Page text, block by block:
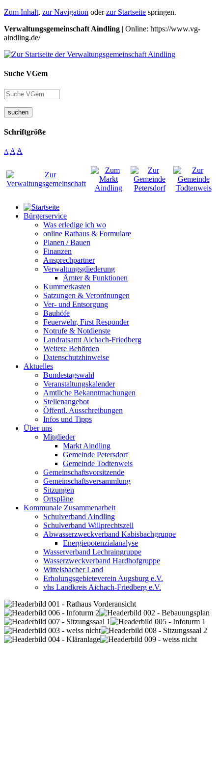
Zum Inhalt, zur Navigation oderzur Startseite springen.
Verwaltungsgemeinschaft Aindling | Online: https://www.vg-
aindling.de/
Suche VGem
suchen
Schriftgröße
A A A
Bürgerservice
Was erledige ich wo
online Rathaus & Formulare
Planen / Bauen
Finanzen
Ansprechpartner
Verwaltungsgliederung
Ämter & Funktionen
Kummerkasten
Satzungen & Verordnungen
Ver- und Entsorgung
Bauhöfe
Feuerwehr, First Responder
Notrufe & Notdienste
Landratsamt Aichach-Friedberg
Weitere Behörden
Datenschutzhinweise
Aktuelles
Bundestagswahl
Veranstaltungskalender
Amtliche Bekanntmachungen
Stellenangebot
Öffentl. Ausschreibungen
Infos und Tipps
Über uns
Mitglieder
Markt Aindling
Gemeinde Petersdorf
Gemeinde Todtenweis
Gemeinschaftsvorsitzende
Gemeinschaftsversammlung
Sitzungen
Ortspläne
Kommunale Zusammenarbeit
Schulverband Aindling
Schulverband Willprechtszell
Abwasserzweckverband Kabisbachgruppe
Energiepotenzialanalyse
Wasserverband Lechraingruppe
Wasserzweckverband Hardhofgruppe
Wittelsbacher Land
Erholungsgebieteverein Augsburg e.V.
vhs Landkreis Aichach-Friedberg e.V.